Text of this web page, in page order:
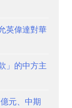
英偉達對華
」的中方主
元、中期